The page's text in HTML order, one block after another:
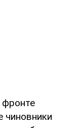
чиновники